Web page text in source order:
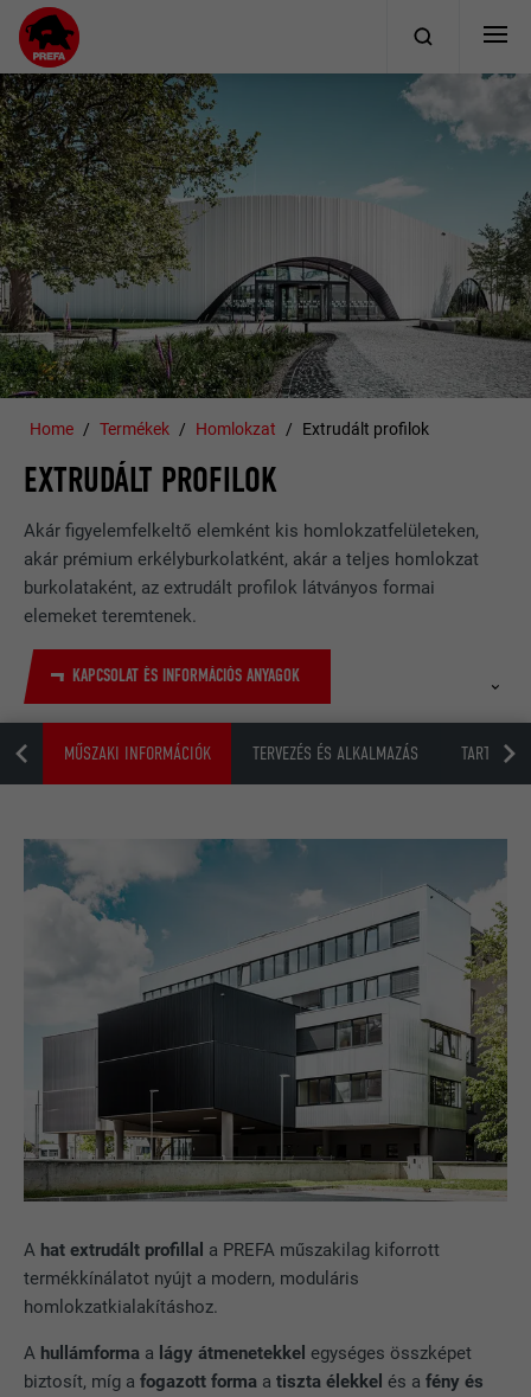
Home Termékek Homlokzat Extrudált profilok
EXTRUDÁLT PROFILOK
Akár figyelemfelkeltő elemként kis homlokzatfelületeken,
akár prémium erkélyburkolatként, akár a teljes homlokzat
burkolataként, az extrudált profilok látványos formai
elemeket teremtenek.
KAPCSOLAT ÉS INFORMÁCIÓS ANYAGOK
MŰSZAKI INFORMÁCIÓK TERVEZÉS ÉS ALKALMAZÁS
A hat extrudált profillal a PREFA műszakilag kiforrott
termékkínálatot nyújt a modern, moduláris
homlokzatkialakításhoz.
A hullámforma a lágy átmenetekkel egységes összképet
biztosít, míg afogazott forma atiszta élekkel és afény és